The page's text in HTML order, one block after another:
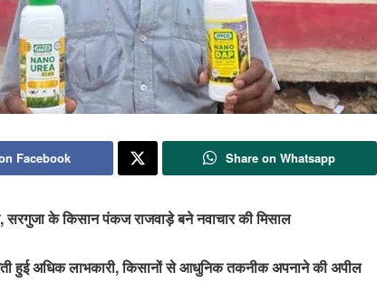
Facebook Share on Whatsapp
सरगुजा के किसान पंकज राजवाड़े बने नवाचार की मिसाल
हुई अधिक लाभकारी, किसानों से आधुनिक तकनीक अपनाने की अपील